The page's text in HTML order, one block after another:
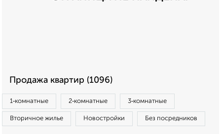
Продажа квартир (1096)
1‑комнатные 2‑комнатные 3‑комнатные
Вторичное жилье Новостройки Без посредников